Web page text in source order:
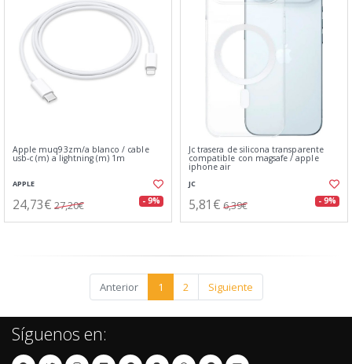
Apple muq93zm/a blanco / cable
usb-c (m) a lightning (m) 1m
APPLE
24,73€ 27,20€ - 9%
Jc trasera de silicona transparente
compatible con magsafe / apple
iphone air
JC
5,81€ 6,39€ - 9%
Anterior 1 2 Siguiente
Síguenos en: